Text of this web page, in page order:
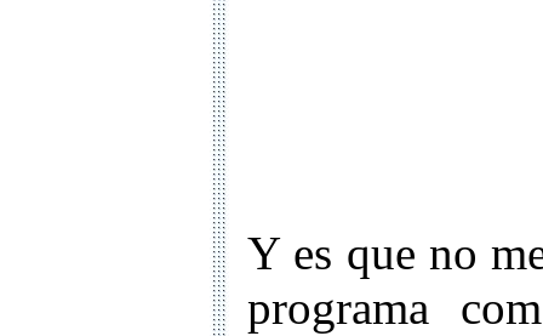
Y es que no
programa